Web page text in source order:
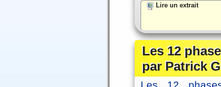
Lire un extrait
Les 12
par Patrick